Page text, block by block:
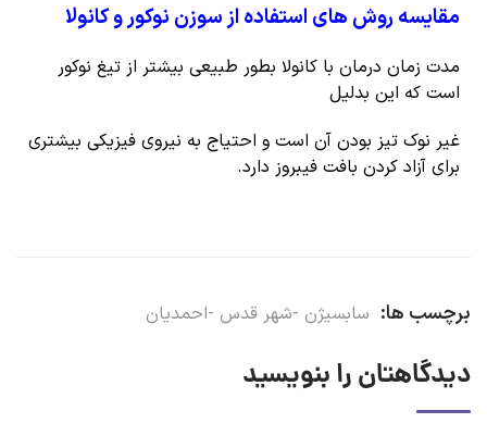
مقایسه روش های استفاده از سوزن نوکور و کانولا
مدت زمان درمان با کانولا بطور طبیعی بیشتر از تیغ نوکور
است که این بدلیل
غیر نوک تیز بودن آن است و احتیاج به نیروی فیزیکی بیشتری
برای آزاد کردن بافت فیبروز دارد.
برچسب ها: سابسیژن -شهر قدس -احمدیان
دیدگاهتان را بنویسید